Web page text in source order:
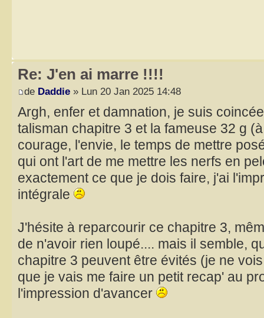
Re: J'en ai marre !!!!
de Daddie » Lun 20 Jan 2025 14:48
Argh, enfer et damnation, je suis
talisman chapitre 3 et la fameuse 32 g
courage, l'envie, le temps de mettre
qui ont l'art de me mettre les nerfs en
exactement ce que je dois faire, j'ai
intégrale
J'hésite à reparcourir ce chapitre 3,
de n'avoir rien loupé.... mais il semble,
chapitre 3 peuvent être évités (je ne
que je vais me faire un petit recap' au
l'impression d'avancer